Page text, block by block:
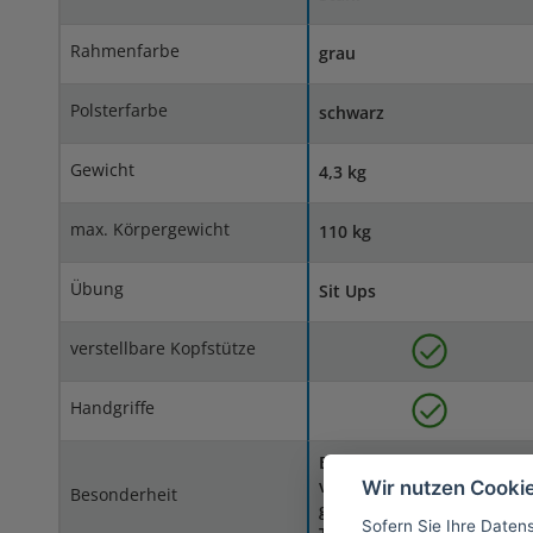
Rahmenfarbe grau
Polsterfarbe schwarz
Gewicht 4,3 kg
max. Körpergewicht 110 kg
Übung Sit Ups
verstellbare Kopfstütze
Handgriffe
Besonderheit
Einzigartige Struktur mit
verstellbarer Kopfstütze
garantiert effektive
Wir nutzen
Sofern Sie Ihre